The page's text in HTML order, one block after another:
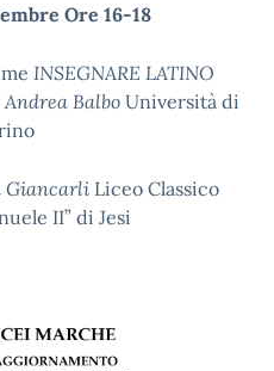
Ore 16-18
INSEGNARE LATINO
Andrea Balbo Università di
Giancarli Liceo Classico
II”di Jesi